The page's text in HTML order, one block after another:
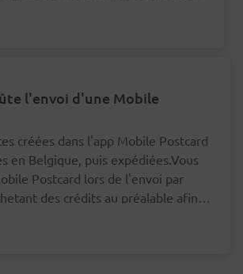
l'envoi d'une Mobile
créées dans l'app Mobile Postcard
en Belgique, puis expédiées.Vous
Postcard lors de l'envoi par
des crédits au préalable afin